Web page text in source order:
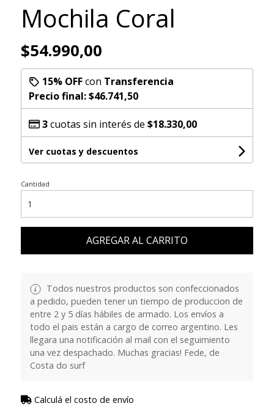
Mochila Coral
$54.990,00
15% OFFcon Transferencia
Precio final:$46.741,50
3cuotas sin interés de $18.330,00
Ver cuotas y descuentos
Cantidad
AGREGAR AL CARRITO
Todos nuestros productos son confeccionados
a pedido, pueden tener un tiempo de produccion de
entre 2 y 5 días hábiles de armado. Los envíos a
todo el pais están a cargo de correo argentino. Les
llegara una notificación al mail con el seguimiento
una vez despachado. Muchas gracias! Fede, de
Costa do surf
Calculá el costo de envío